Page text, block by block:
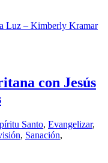
Luz – Kimberly Kramar
con Jesús
Santo, Evangelizar,
, Sanación,